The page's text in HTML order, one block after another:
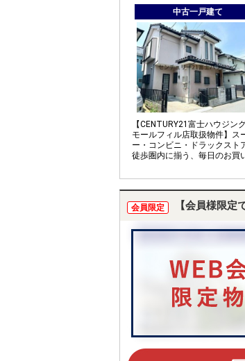
中古一戸建て
【CENTURY21富士ハウジン
モールフィル店取扱物件】ス
ー・コンビニ・ドラックスト
徒歩圏内に揃う、毎日のお買
会員限定 【会員様限定